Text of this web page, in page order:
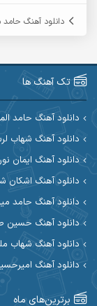
آرین صیادی
آرین مریدی
آوات بوکانی
آیت احمدنژاد
ابراهیم شمس
ابی حسینی
احسان آیینفر
احسان امیدوار
دانلود آهنگ
تک آهنگ ها
دانلود آهنگ حامد
دانلود آهنگ شهاب
دانلود آهنگ ایمان
دانلود آهنگ اشکان
دانلود آهنگ حامد
دانلود آهنگ حسین
دانلود آهنگ شهاب
دانلود آهنگ
برترین‌های ماه